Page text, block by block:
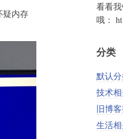
疑内存
看看
哦：
分类
默认
技术
旧博
生活